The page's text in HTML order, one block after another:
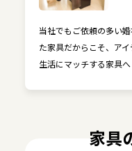
当社でもご依頼の多い
た家具だからこそ、ア
生活にマッチする家具
家具